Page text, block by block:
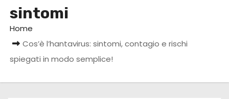
sintomi
Home
Cos’è l’hantavirus: sintomi, contagio e rischi
spiegati in modo semplice!